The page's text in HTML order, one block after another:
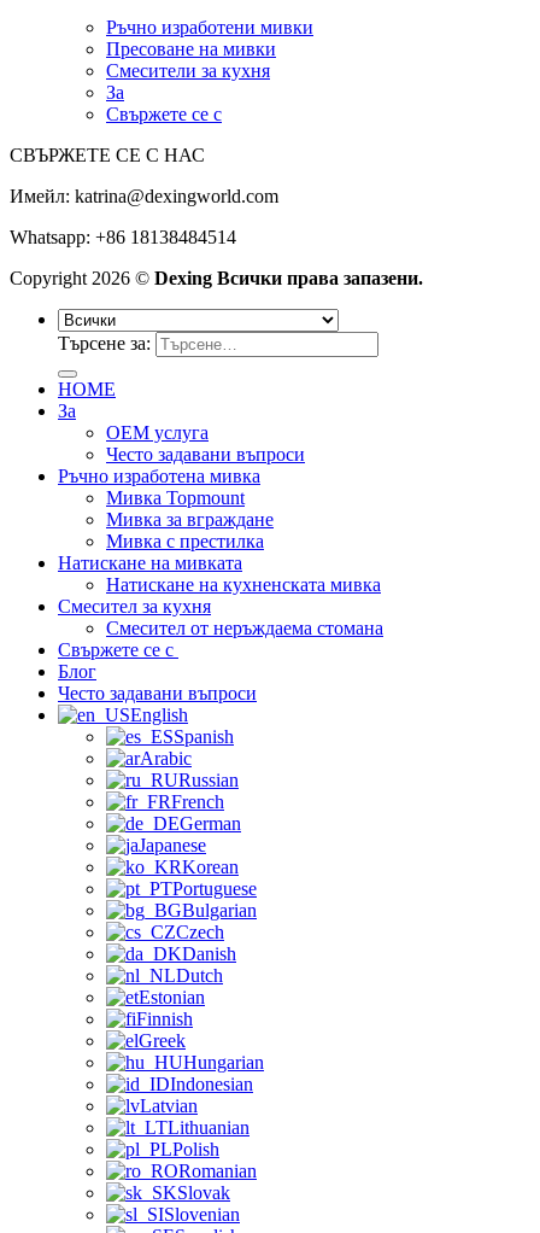
Ръчно изработени мивки
Пресоване на мивки
Смесители за кухня
За
Свържете се с
СВЪРЖЕТЕ СЕ С НАС
Имейл: katrina@dexingworld.com
Whatsapp: +86 18138484514
Copyright 2026 © Dexing Всички права запазени.
Търсене за:
HOME
За
OEM услуга
Често задавани въпроси
Ръчно изработена мивка
Мивка Topmount
Мивка за вграждане
Мивка с престилка
Натискане на мивката
Натискане на кухненската мивка
Смесител за кухня
Смесител от неръждаема стомана
Свържете се с
Блог
Често задавани въпроси
English
Spanish
Arabic
Russian
French
German
Japanese
Korean
Portuguese
Bulgarian
Czech
Danish
Dutch
Estonian
Finnish
Greek
Hungarian
Indonesian
Latvian
Lithuanian
Polish
Romanian
Slovak
Slovenian